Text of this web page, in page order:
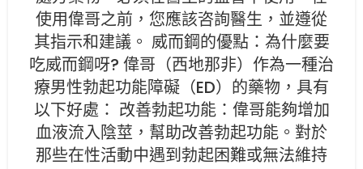
使用偉哥之前，您應該咨詢醫生，並遵從
其指示和建議。 威而鋼的優點：為什麼要
吃威而鋼呀? 偉哥（西地那非）作為一種治
療男性勃起功能障礙（ED）的藥物，具有
以下好處： 改善勃起功能：偉哥能夠增加
血液流入陰莖，幫助改善勃起功能。對於
那些在性活動中遇到勃起困難或無法維持